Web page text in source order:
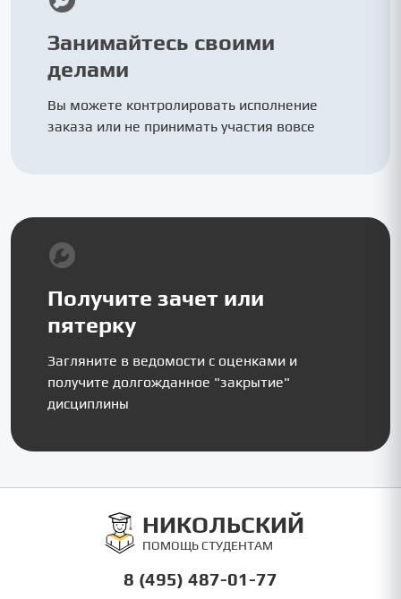
Занимайтесь своими
делами
Вы можете контролировать исполнение
заказа или не принимать участия вовсе
Получите зачет или
пятерку
Загляните в ведомости с оценками и
получите долгожданное "закрытие"
дисциплины
НИКОЛЬСКИЙ
ПОМОЩЬ СТУДЕНТАМ
8 (495) 487-01-77